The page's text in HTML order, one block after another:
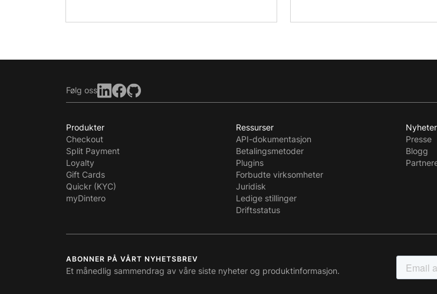
Følg oss
Produkter
Checkout
Split Payment
Loyalty
Gift Cards
Quickr (KYC)
myDintero
Ressurser
API-dokumentasjon
Betalingsmetoder
Plugins
Forbudte virksomheter
Juridisk
Ledige stillinger
Driftsstatus
Nyheter
Presse
Blogg
ABONNER PÅ VÅRT NYHETSBREV
Et månedlig sammendrag av våre siste nyheter og produktinformasjon.